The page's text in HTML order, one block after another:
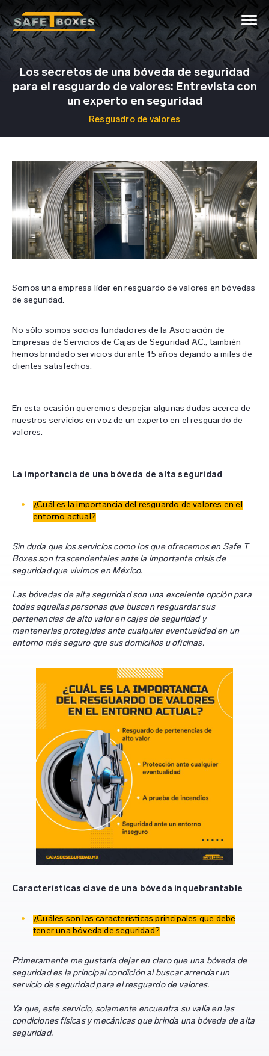
Los secretos de una bóveda de seguridad
para el resguardo de valores: Entrevista con
un experto en seguridad
Resguadro de valores
Somos una empresa líder en resguardo de valores en bóvedas
de seguridad.
No sólo somos socios fundadores de la Asociación de
Empresas de Servicios de Cajas de Seguridad AC., también
hemos brindado servicios durante 15 años dejando a miles de
clientes satisfechos.
En esta ocasión queremos despejar algunas dudas acerca de
nuestros servicios en voz de un experto en el resguardo de
valores.
La importancia de una bóveda de alta seguridad
¿Cuál es la importancia del resguardo de valores en el
entorno actual?
Sin duda que los servicios como los que ofrecemos en Safe T
Boxes son trascendentales ante la importante crisis de
seguridad que vivimos en México.
Las bóvedas de alta seguridad son una excelente opción para
todas aquellas personas que buscan resguardar sus
pertenencias de alto valor en cajas de seguridad y
mantenerlas protegidas ante cualquier eventualidad en un
entorno más seguro que sus domicilios u oficinas.
Características clave de una bóveda inquebrantable
¿Cuáles son las características principales que debe
tener una bóveda de seguridad?
Primeramente me gustaría dejar en claro que una bóveda de
seguridad es la principal condición al buscar arrendar un
servicio de seguridad para el resguardo de valores.
Ya que, este servicio, solamente encuentra su valía en las
condiciones físicas y mecánicas que brinda una bóveda de alta
seguridad.